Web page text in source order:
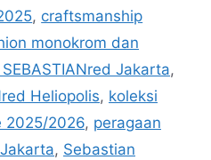
, craftsmanship
monokrom dan
Jakarta,
Heliopolis, koleksi
2025/2026, peragaan
, Sebastian